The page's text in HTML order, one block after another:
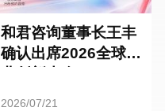
和君咨询董事长王丰
确认出席2026全球商
2026/07/21